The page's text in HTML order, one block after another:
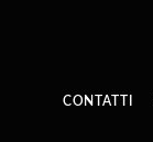
CONTATTI